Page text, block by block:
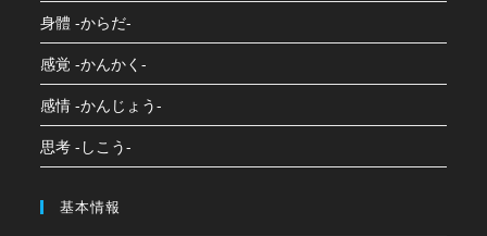
身體 -からだ-
感覚 -かんかく-
感情 -かんじょう-
思考 -しこう-
基本情報